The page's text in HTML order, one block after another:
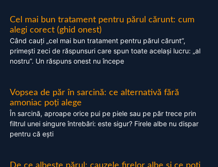
Cel mai bun tratament pentru părul cărunt: cum
alegi corect (ghid onest)
Când cauți „cel mai bun tratament pentru părul cărunt”,
primești zeci de răspunsuri care spun toate același lucru: „al
nostru”. Un răspuns onest nu începe
Vopsea de păr în sarcină: ce alternativă fără
amoniac poți alege
În sarcină, aproape orice pui pe piele sau pe păr trece prin
filtrul unei singure întrebări: este sigur? Firele albe nu dispar
pentru că ești